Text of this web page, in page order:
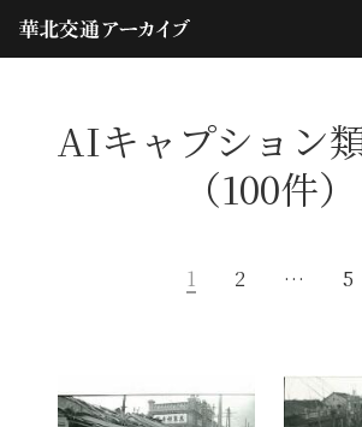
AIキャプション
（100件）
1 2 … 5